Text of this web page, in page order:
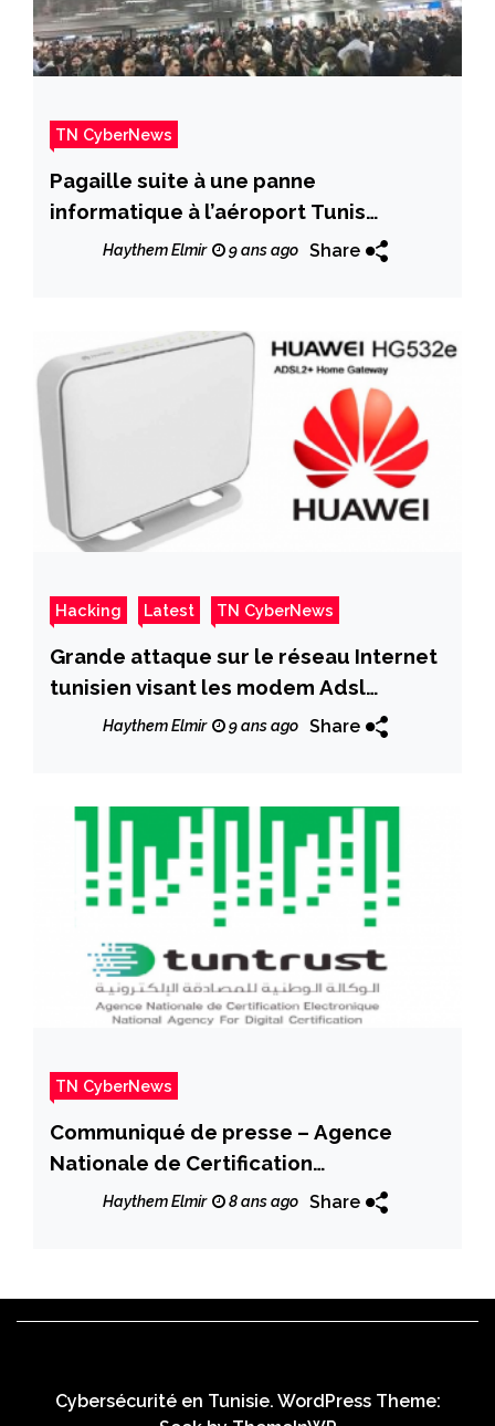
TN CyberNews
Pagaille suite à une panne
informatique à l’aéroport Tunis
CarthageHaythem Elmir 9 ans ago Share
Hacking Latest TN CyberNews
Grande attaque sur le réseau Internet
tunisien visant les modem Adsl
HG532eHaythem Elmir 9 ans ago Share
TN CyberNews
Communiqué de presse – Agence
Nationale de Certification
Electronique TunTrust Certifiée ISO
Haythem Elmir 8 ans ago Share
Cybersécurité en Tunisie. WordPress Theme: